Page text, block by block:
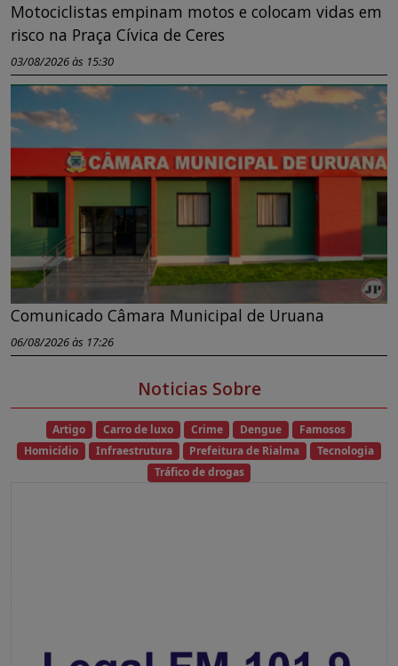
Motociclistas empinam motos e colocam vidas em
risco na Praça Cívica de Ceres
03/08/2026 às 15:30
Comunicado Câmara Municipal de Uruana
06/08/2026 às 17:26
Noticias Sobre
Artigo Carro de luxo Crime Dengue
Famosos
Homicídio
Infraestrutura Prefeitura de Rialma
Tecnologia
Tráfico de drogas